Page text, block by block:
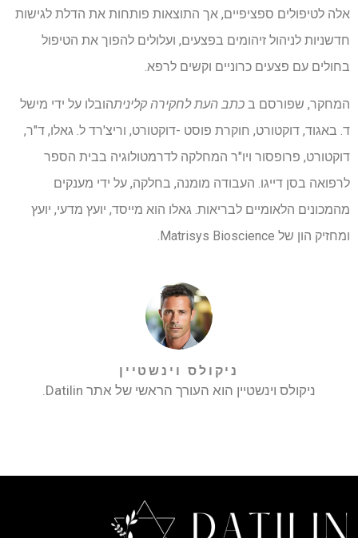
אלה לטיפולים ספציפיים, אך התוצאות פותחות את הדלת לגישות
חדשניות לניהול זיהומים בפצעים, ועלולים להפוך את הטיפול
בחולים עם פצעים כרוניים וקשים לרפא.
המחקר, שפורסם ב כתב העת לחקירה קליניתהובלו על ידי מישל
ד. באגוד, דוקטורט, חוקרת פוסט -דוקטורט, וריצ'רד ל. גאלו, ד"ר,
דוקטורט, פרופסור ויו"ר המחלקה לדרמטולוגיה בבית הספר
לרפואה בסן דייגו. העבודה מומנה, בחלקה, על ידי מענקים
מהמכונים הלאומיים לבריאות. גאלו הוא מייסד, יועץ מדעי, יועץ
ומחזיק הון של Matrisys Bioscience.
ניקולס וינשטיין
ניקולס וינשטיין הוא העורך הראשי של אתר Datilin.